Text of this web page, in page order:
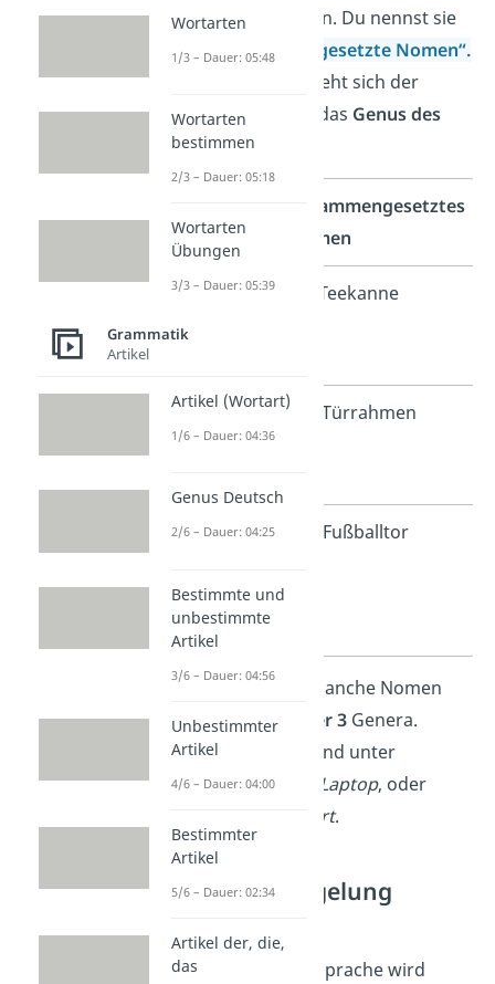
oder mehr Wörtern. Du nennst sie
dann„zusammengesetzte Nomen“.
In diesem Fall bezieht sich der
Artikel immer auf das Genus des
letzten Nomens
Nomen
Zusammengesetztes
Nomen
der Tee
Teekanne
die Tür
+der
der Türrahmen
der Fuß
Ball +
dasTor
Fußballtor
Schon gewusst?
Manche Nomen
haben sogar2 oder 3Genera.
Beispiele hierfür sind unter
anderemder/das Laptop, oder
der/die/das Joghurt.
Ausnahmeregelung
In der deutschen Sprache wird
Wortarten
1/3 – Dauer: 05:48
Wortarten
bestimmen
2/3 – Dauer: 05:18
Wortarten
Übungen
3/3 – Dauer: 05:39
Grammatik
Artikel
Artikel (Wortart)
1/6 – Dauer: 04:36
Genus Deutsch
2/6 – Dauer: 04:25
Bestimmte und
unbestimmte
Artikel
3/6 – Dauer: 04:56
Unbestimmter
Artikel
4/6 – Dauer: 04:00
Bestimmter
Artikel
5/6 – Dauer: 02:34
Artikel der, die,
das